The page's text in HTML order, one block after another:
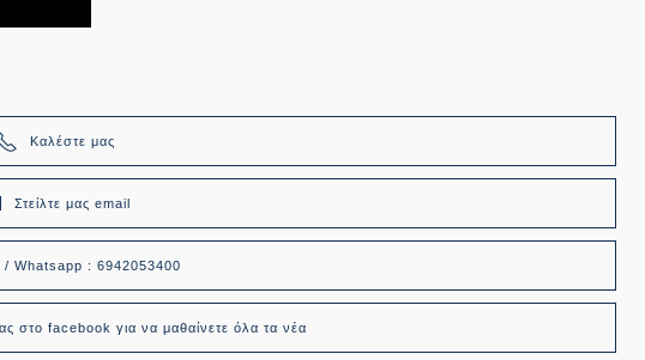
Καλέστε μας
Στείλτε μας email
/ Whatsapp : 6942053400
στο facebook για να μαθαίνετε όλα τα νέα